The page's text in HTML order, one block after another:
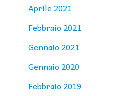
Aprile 2021
Febbraio 2021
Gennaio 2021
Gennaio 2020
Febbraio 2019